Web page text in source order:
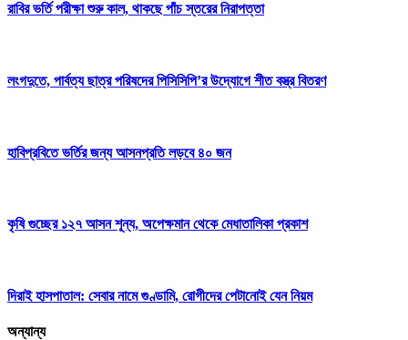
রাবির ভর্তি পরীক্ষা শুরু কাল, থাকছে পাঁচ স্তরের নিরাপত্তা
লংগদুতে, পার্বত্য ছাত্র পরিষদের পিসিসিপি’র উদ্যোগে শীত বস্ত্র বিতরণ
হাবিপ্রবিতে ভর্তির জন্য আসনপ্রতি লড়বে ৪০ জন
কৃষি গুচ্ছের ১২৭ আসন শূন্য, অপেক্ষমান থেকে মেধাতালিকা প্রকাশ
দিরাই হাসপাতাল: সেবার নামে গুণ্ডামি, রোগীদের পেটানোই যেন নিয়ম
অন্যান্য